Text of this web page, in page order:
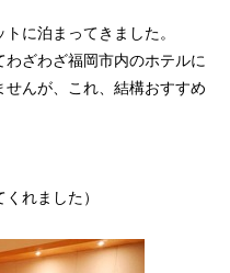
に泊まってきました。
ざわざ福岡市内のホテルに
んが、これ、結構おすすめ
れました）